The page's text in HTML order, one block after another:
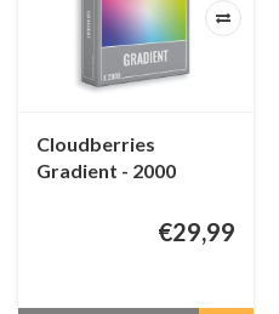
Cloudberries
Gradient - 2000
€29,99